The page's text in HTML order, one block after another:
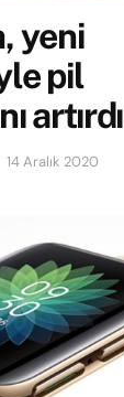
yeni
pil
artırdı
14 Aralık 2020